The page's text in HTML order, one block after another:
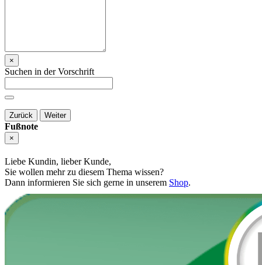
×
Suchen in der Vorschrift
Zurück Weiter
Fußnote
×
Liebe Kundin, lieber Kunde,
Sie wollen mehr zu diesem Thema wissen?
Dann informieren Sie sich gerne in unserem Shop.